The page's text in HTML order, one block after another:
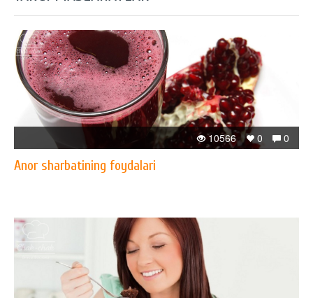
0
0
10566
Anor sharbatining foydalari